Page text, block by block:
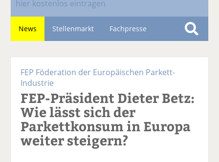
hier kostenlos eintragen
News Stellenmarkt Fachpresse
S
FEP Föderation der Europäischen Parkett-
Industrie
FEP-Präsident Dieter Betz:
Wie lässt sich der
Parkettkonsum in Europa
weiter steigern?